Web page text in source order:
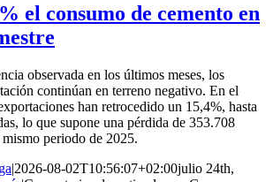
el consumo de cemento en
observada en los últimos meses, los
continúan en terreno negativo. En el
han retrocedido un 15,4%, hasta
lo que supone una pérdida de 353.708
periodo de 2025.
|2026-08-02T10:56:07+02:00julio 24th,